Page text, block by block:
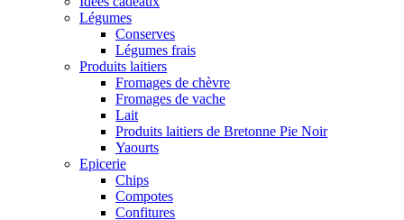
Légumes
Conserves
Légumes frais
Produits laitiers
Fromages de chèvre
Fromages de vache
Lait
Produits laitiers de Bretonne Pie Noir
Yaourts
Epicerie
Chips
Compotes
Confitures